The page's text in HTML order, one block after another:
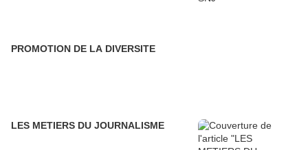
PROMOTION DE LA DIVERSITE
LES METIERS DU JOURNALISME